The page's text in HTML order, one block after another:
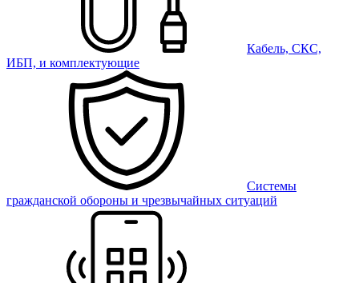
Кабель, СКС,
ИБП, и комплектующие
Системы
гражданской обороны и чрезвычайных ситуаций